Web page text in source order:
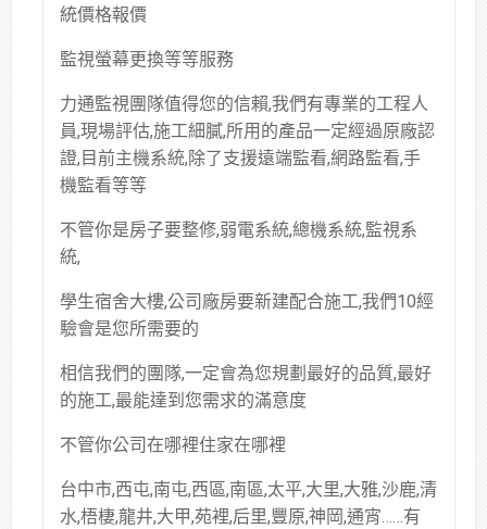
統價格報價
監視螢幕更換等等服務
力通監視團隊值得您的信賴,我們有專業的工程人
員,現場評估,施工細膩,所用的產品一定經過原廠認
證,目前主機系統,除了支援遠端監看,網路監看,手
機監看等等
不管你是房子要整修,弱電系統,總機系統,監視系
統,
學生宿舍大樓,公司廠房要新建配合施工,我們10經
驗會是您所需要的
相信我們的團隊,一定會為您規劃最好的品質,最好
的施工,最能達到您需求的滿意度
不管你公司在哪裡住家在哪裡
台中市,西屯,南屯,西區,南區,太平,大里,大雅,沙鹿,清
水,梧棲,龍井,大甲,苑裡,后里,豐原,神岡,通宵……有